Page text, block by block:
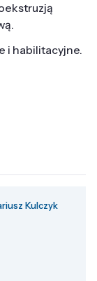
i habilitacyjne.
Kulczyk